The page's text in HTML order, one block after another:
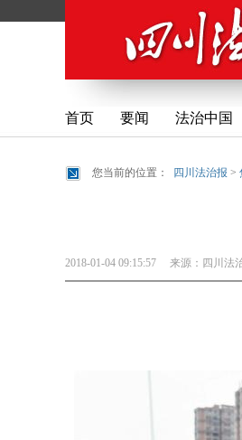
首页 要闻 法治中国
您当前的位置： 四川法治报 >
2018-01-04 09:15:57 来源： 四川法